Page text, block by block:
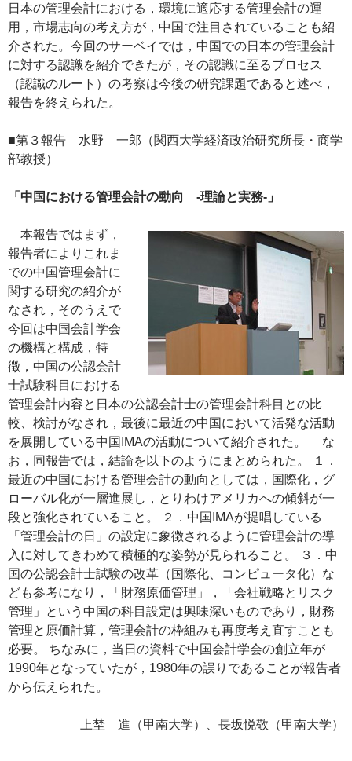
日本の管理会計における，環境に適応する管理会計の運
用，市場志向の考え方が，中国で注目されていることも紹
介された。今回のサーベイでは，中国での日本の管理会計
に対する認識を紹介できたが，その認識に至るプロセス
（認識のルート）の考察は今後の研究課題であると述べ，
報告を終えられた。
■第３報告 水野 一郎（関西大学経済政治研究所長・商学
部教授）
「中国における管理会計の動向 ‐理論と実務‐」
本報告ではまず，
報告者によりこれま
での中国管理会計に
関する研究の紹介が
なされ，そのうえで
今回は中国会計学会
の機構と構成，特
徴，中国の公認会計
士試験科目における
管理会計内容と日本の公認会計士の管理会計科目との比
較、検討がなされ，最後に最近の中国において活発な活動
を展開している中国IMAの活動について紹介された。 な
お，同報告では，結論を以下のようにまとめられた。 １．
最近の中国における管理会計の動向としては，国際化，グ
ローバル化が一層進展し，とりわけアメリカへの傾斜が一
段と強化されていること。 ２．中国IMAが提唱している
「管理会計の日」の設定に象徴されるように管理会計の導
入に対してきわめて積極的な姿勢が見られること。 ３．中
国の公認会計士試験の改革（国際化、コンピュータ化）な
ども参考になり，「財務原価管理」，「会社戦略とリスク
管理」という中国の科目設定は興味深いものであり，財務
管理と原価計算，管理会計の枠組みも再度考え直すことも
必要。 ちなみに，当日の資料で中国会計学会の創立年が
1990年となっていたが，1980年の誤りであることが報告者
から伝えられた。
上埜 進（甲南大学）、長坂悦敬（甲南大学）